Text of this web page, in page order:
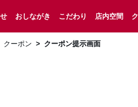
おしながき こだわり 店内空間
クーポン クーポン提示画面